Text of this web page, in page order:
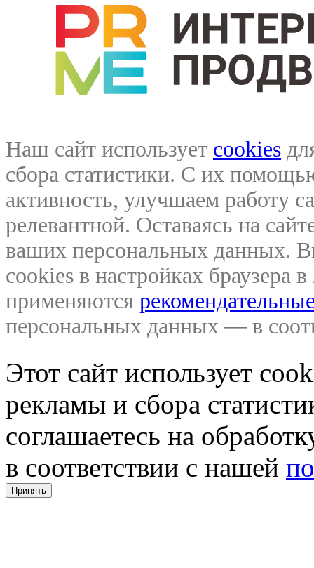
Наш сайт использует cookies
сбора статистики. С их
активность, улучшаем работу
релевантной. Оставаясь на
ваших персональных данных.
cookies в настройках браузера
применяются
персональных данных — в
Этот сайт использует
рекламы и сбора
соглашаетесь на
в соответствии с нашей
Принять